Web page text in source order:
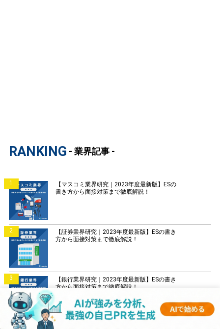
RANKING - 業界記事 -
1
【マスコミ業界研究｜2023年度最新版】ESの
書き方から面接対策まで徹底解説！
2
【証券業界研究｜2023年度最新版】ESの書き
方から面接対策まで徹底解説！
3
【銀行業界研究｜2023年度最新版】ESの書き
方から面接対策まで徹底解説！
4